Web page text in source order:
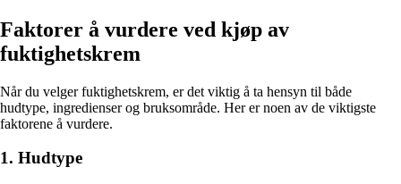
Faktorer å vurdere ved kjøp av
fuktighetskrem
Når du velger fuktighetskrem, er det viktig å ta hensyn til både
hudtype, ingredienser og bruksområde. Her er noen av de viktigste
faktorene å vurdere.
1. Hudtype